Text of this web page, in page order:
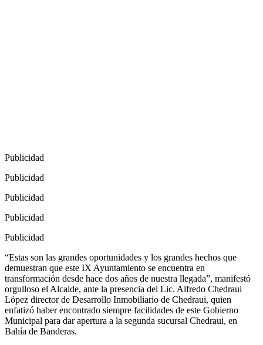
Publicidad
Publicidad
Publicidad
Publicidad
Publicidad
“Estas son las grandes oportunidades y los grandes hechos que
demuestran que este IX Ayuntamiento se encuentra en
transformación desde hace dos años de nuestra llegada”, manifestó
orgulloso el Alcalde, ante la presencia del Lic. Alfredo Chedraui
López director de Desarrollo Inmobiliario de Chedraui, quien
enfatizó haber encontrado siempre facilidades de este Gobierno
Municipal para dar apertura a la segunda sucursal Chedraui, en
Bahía de Banderas.